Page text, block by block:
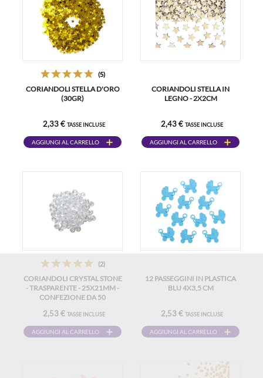
(5)
CORIANDOLI STELLA D'ORO
(30GR)
2,33 € TASSE INCLUSE
AGGIUNGI AL CARRELLO
CORIANDOLI STELLA IN
LEGNO - 2X2CM
2,43 € TASSE INCLUSE
AGGIUNGI AL CARRELLO
(2)
CORIANDOLI CRYSTAL STONE
- TRASPARENTE - 25X21MM -
CONFEZIONE DA 50
2,53 € TASSE INCLUSE
AGGIUNGI AL CARRELLO
12 PASSEGGINI IN PLASTICA
BLU 4X3,5 CM
2,53 € TASSE INCLUSE
AGGIUNGI AL CARRELLO